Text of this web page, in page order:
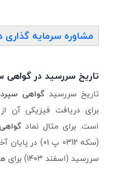
مشاوره سرمایه
تاریخ سررسید در
تاریخ سررسید گواهی
برای دریافت فیزیکی آن
است. برای مثال نماد
(سکه 0312 پ 01)
سررسید (اسفند ۱۴۰۳) برای همیشه بسته می‌شود.